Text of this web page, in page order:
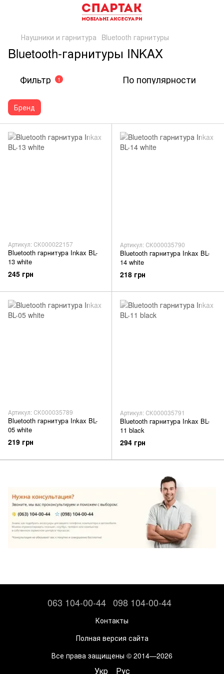
Наушники и гарнитура Bluetooth гарнитуры
Bluetooth-гарнитуры INKAX
Фильтр 1 По популярности
Бренд
Артикул: СК000022157
Bluetooth гарнитура Inkax BL-
13 white
245 грн
Артикул: СК000035790
Bluetooth гарнитура Inkax BL-
14 white
218 грн
Артикул: СК000035789
Bluetooth гарнитура Inkax BL-
05 white
219 грн
Артикул: СК000035791
Bluetooth гарнитура Inkax BL-
11 black
294 грн
063 104-00-44 098 104-00-44
Контакты
Полная версия сайта
Все права защищены © 2014—2026
Укр Рус